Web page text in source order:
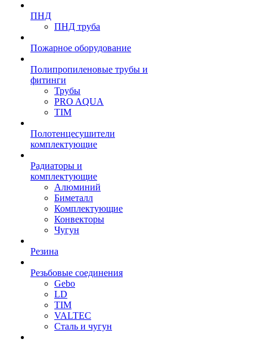
ПНД
ПНД труба
Пожарное оборудование
Полипропиленовые трубы и
фитинги
Трубы
PRO AQUA
TIM
Полотенцесушители
комплектующие
Радиаторы и
комплектующие
Алюминий
Биметалл
Комплектующие
Конвекторы
Чугун
Резина
Резьбовые соединения
Gebo
LD
TIM
VALTEC
Сталь и чугун